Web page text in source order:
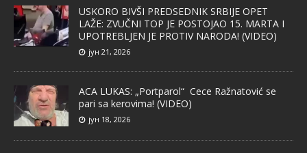
USKORO BIVŠI PREDSEDNIK SRBIJE OPET
LAŽE: ZVUČNI TOP JE POSTOJAO 15. MARTA I
UPOTREBLJEN JE PROTIV NARODA! (VIDEO)
јун 21, 2026
ACA LUKAS: „Portparol“ Cece Ražnatović se
pari sa kerovima! (VIDEO)
јун 18, 2026